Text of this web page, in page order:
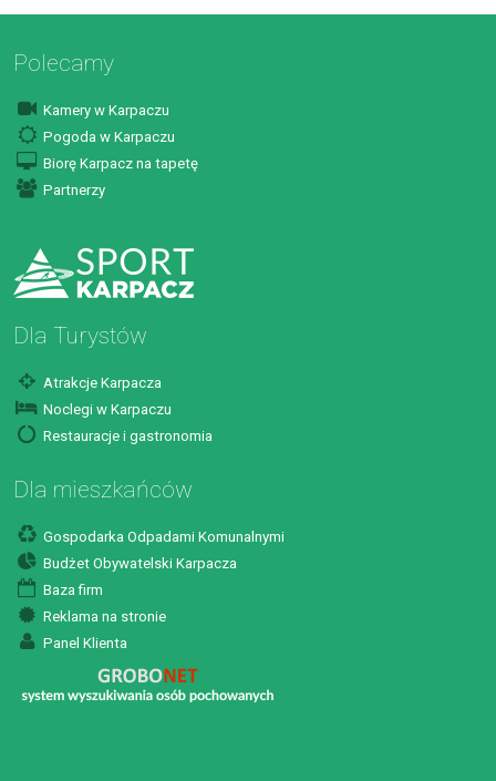
Polecamy
Kamery w Karpaczu
Pogoda w Karpaczu
Biorę Karpacz na tapetę
Partnerzy
Dla Turystów
Atrakcje Karpacza
Noclegi w Karpaczu
Restauracje i gastronomia
Dla mieszkańców
Gospodarka Odpadami Komunalnymi
Budżet Obywatelski Karpacza
Baza firm
Reklama na stronie
Panel Klienta